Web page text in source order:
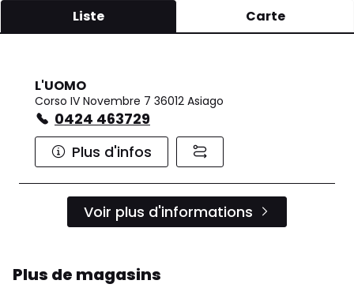
Liste Carte
L'UOMO
Corso IV Novembre 7 36012 Asiago
0424 463729
Plus d'infos
Voir plus d'informations
Plus de magasins